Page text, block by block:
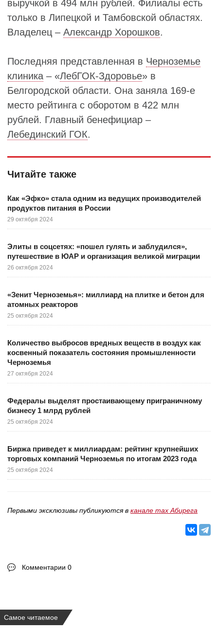
выручкой в 494 млн рублей. Филиалы есть
только в Липецкой и Тамбовской областях.
Владелец – Александр Хорошков.
Последняя представленная в Черноземье
клиника – «ЛебГОК-Здоровье» в
Белгородской области. Она заняла 169-е
место рейтинга с оборотом в 422 млн
рублей. Главный бенефициар –
Лебединский ГОК.
Читайте также
Как «Эфко» стала одним из ведущих производителей
продуктов питания в России
29 октября 2024
Элиты в соцсетях: «пошел гулять и заблудился»,
путешествие в ЮАР и организация великой миграции
26 октября 2024
«Зенит Черноземья»: миллиард на плитке и бетон для
атомных реакторов
25 октября 2024
Количество выбросов вредных веществ в воздух как
косвенный показатель состояния промышленности
Черноземья
27 октября 2024
Федералы выделят простаивающему приграничному
бизнесу 1 млрд рублей
25 октября 2024
Биржа приведет к миллиардам: рейтинг крупнейших
торговых компаний Черноземья по итогам 2023 года
25 октября 2024
Первыми эксклюзивы публикуются в канале max Абирега
Комментарии 0
Самое читаемое